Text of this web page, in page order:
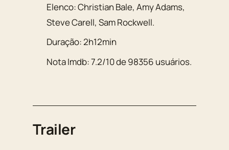
Elenco:Christian Bale,Amy Adams,
Steve Carell,Sam Rockwell.
Duração:2h12min
Nota Imdb:7.2/10de98356 usuários.
Trailer